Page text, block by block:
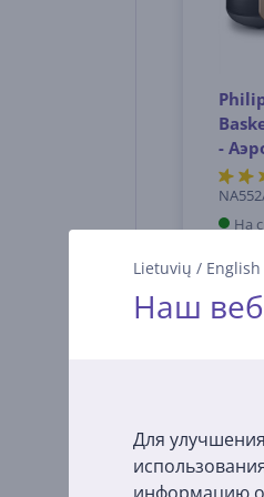
Lietuvių / English
Наш
Для
-
На
Цена:
279